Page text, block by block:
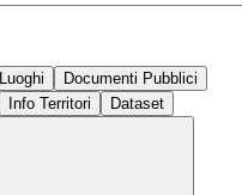
Luoghi
Documenti Pubblici
Info Territori Dataset